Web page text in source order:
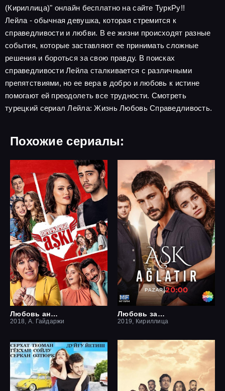
(Кириллица)" онлайн бесплатно на сайте ТуркРу!!
Лейла - обычная девушка, которая стремится к
справедливости и любви. В ее жизни происходят разные
события, которые заставляют ее принимать сложные
решения и бороться за свою правду. В поисках
справедливости Лейла сталкивается с различными
препятствиями, но ее вера в добро и любовь к истине
помогают ей преодолеть все трудности. Смотреть
турецкий сериал Лейла: Жизнь Любовь Справедливость.
Похожие сериалы:
Любовь ангелов
2018, А. Гайдаржи
Любовь заставит плакать
2019, Кириллица